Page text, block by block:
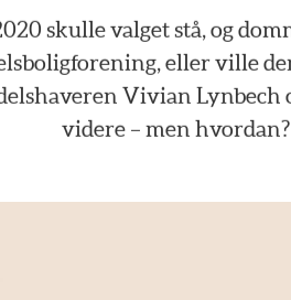
skullevalgetstå,og
ellerville
Vivian Lynbech
videre – men hvordan?